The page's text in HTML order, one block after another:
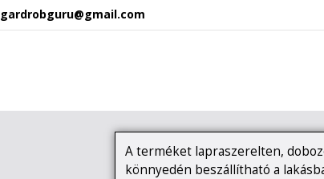
gardrobguru@gmail.com
A terméket lapraszerelten,
könnyedén beszállítható a